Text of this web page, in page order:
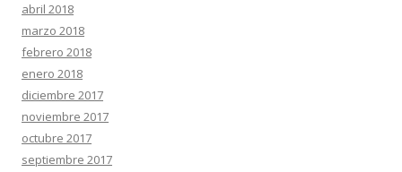
abril 2018
marzo 2018
febrero 2018
enero 2018
diciembre 2017
noviembre 2017
octubre 2017
septiembre 2017